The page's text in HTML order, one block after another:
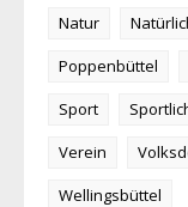
Natur
Poppenbüttel
Sport
Verein
Wellingsbüttel